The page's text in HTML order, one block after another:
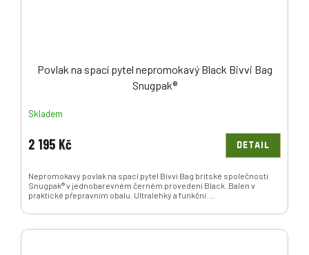
Povlak na spací pytel nepromokavý Black Bivvi Bag
Snugpak®
Skladem
2 195 Kč DETAIL
Nepromokavý povlak na spací pytel Bivvi Bag britské společnosti
Snugpak® v jednobarevném černém provedení Black. Balen v
praktické přepravním obalu. Ultralehký a funkční....